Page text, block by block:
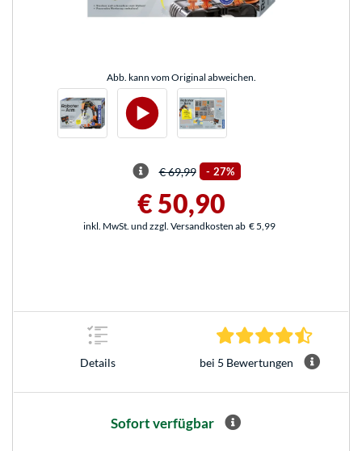
Abb. kann vom Original abweichen.
€ 69,99 - 27%
€ 50,90
inkl. MwSt. und zzgl. Versandkosten ab € 5,99
Details bei 5 Bewertungen
Sofort verfügbar